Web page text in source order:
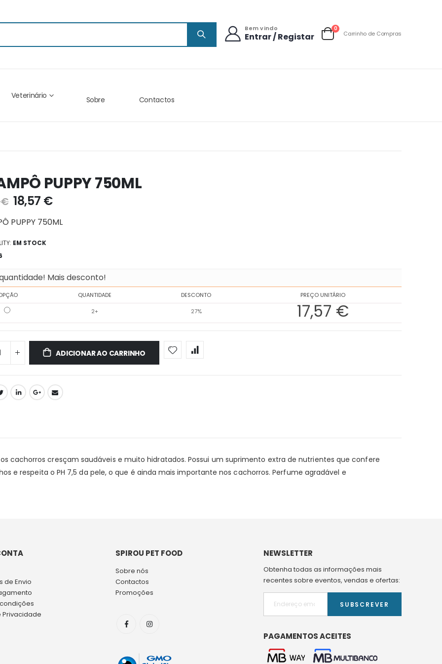
Bem vindo
Entrar / Registar Carrinho
0items
Carrinho de Compras
Veterinário Sobre Contactos
PUPPY 750ML
€ 18,57 €
PUPPY 750ML
EM STOCK
Mais desconto!
QUANTIDADE DESCONTO PREÇO UNITÁRIO
2+ 27% 17,57 €
ADICIONAR AO CARRINHO
cachorros cresçam saudáveis ​​e muito hidratados. Possui um suprimento extra de nutrientes que confere
e respeita o PH 7,5 da pele, o que é ainda mais importante nos cachorros. Perfume agradável e
de Envio
Privacidade
SPIROU PET FOOD
Sobre nós
Contactos
Promoções
NEWSLETTER
Obtenha todas as informações mais
recentes sobre eventos, vendas e ofertas:
SUBSCREVER
PAGAMENTOS ACEITES